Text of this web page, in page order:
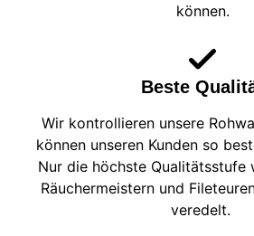
können.
Beste
Wir kontrollieren unsere
können unseren Kunden so
Nur die höchste Qualitätsstufe
Räuchermeistern und
veredelt.